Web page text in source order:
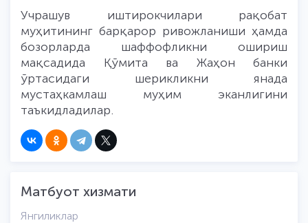
Учрашув иштирокчилари рақобат
муҳитининг барқарор ривожланиши ҳамда
бозорларда шаффофликни ошириш
мақсадида Қўмита ва Жаҳон банки
ўртасидаги шерикликни янада
мустаҳкамлаш муҳим эканлигини
таъкидладилар.
Матбуот хизмати
Янгиликлар